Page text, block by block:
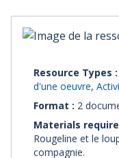
Resource Types :
d'une oeuvre,
Format : 2
Materials
Rougeline et le
compagnie.